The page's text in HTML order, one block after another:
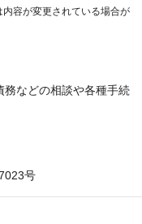
容が変更されている場合が
務などの相談や各種手続
号